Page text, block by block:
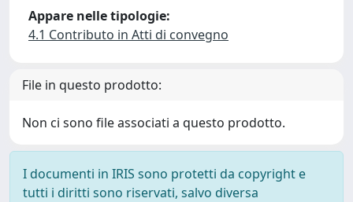
Appare nelle tipologie:
4.1 Contributo in Atti di convegno
File in questo prodotto:
Non ci sono file associati a questo prodotto.
I documenti in IRIS sono protetti da copyright e
tutti i diritti sono riservati, salvo diversa